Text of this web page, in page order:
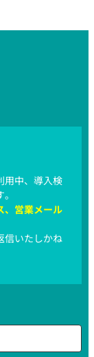
用中、導入検
、営業メール
信いたしかね